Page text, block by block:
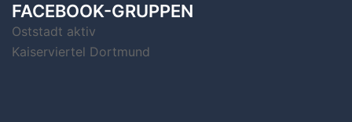
FACEBOOK-GRUPPEN
Oststadt aktiv
Kaiserviertel Dortmund